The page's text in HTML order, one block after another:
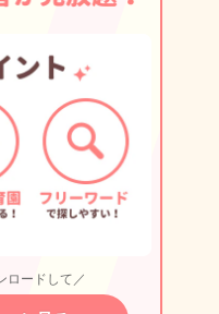
ロードして／